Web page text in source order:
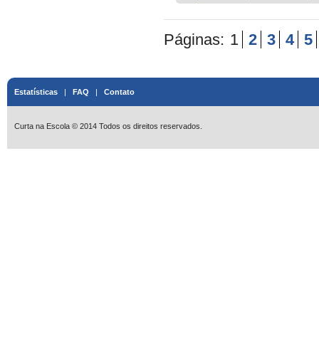
Páginas: 1 2 3 4 5
Estatísticas | FAQ | Contato
Curta na Escola © 2014 Todos os direitos reservados.